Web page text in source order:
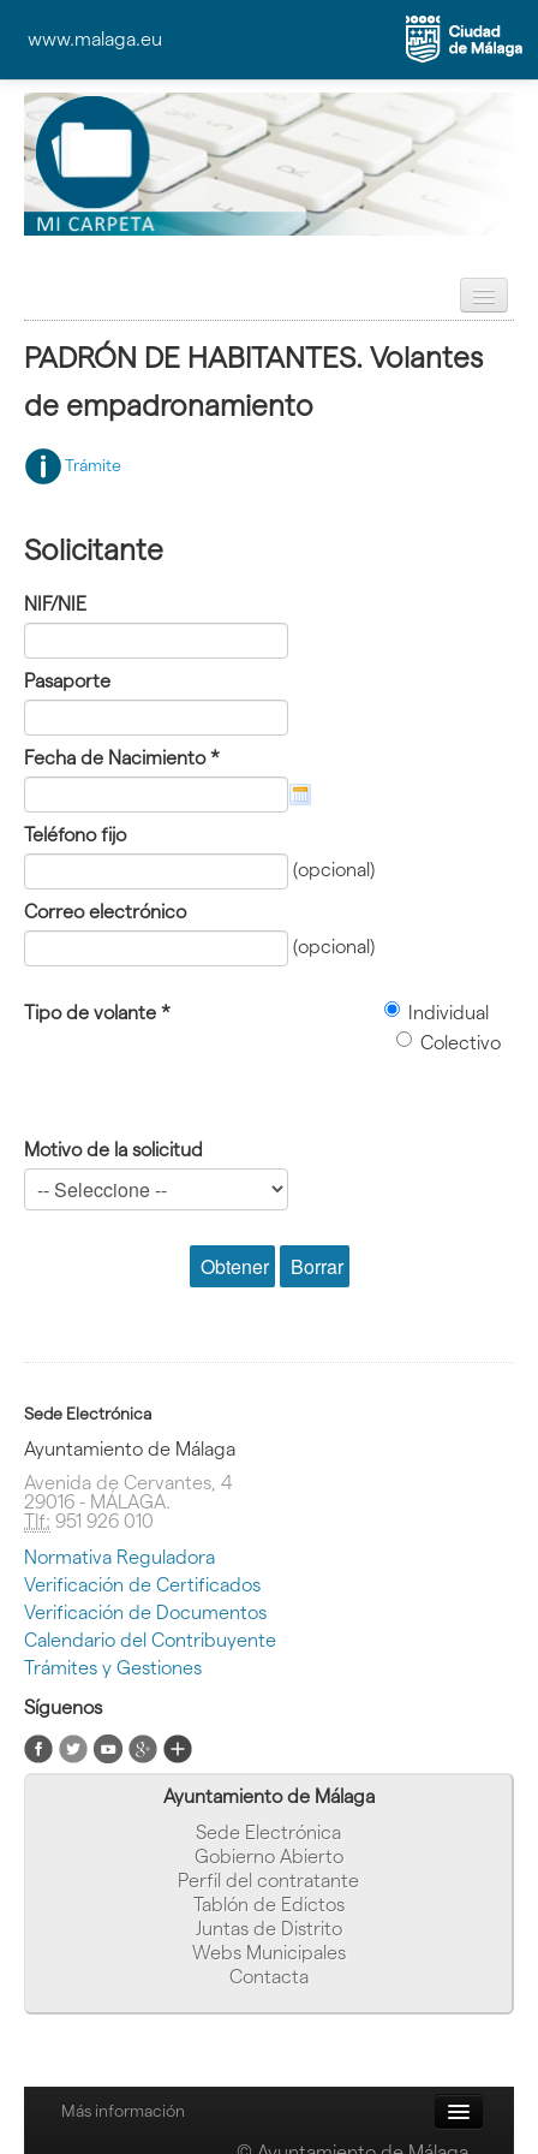
www.malaga.eu
Ayuda
PADRÓN DE HABITANTES. Volantes
de empadronamiento
Trámite
Solicitante
NIF/NIE
Pasaporte
Fecha de Nacimiento*
Teléfono fijo
(opcional)
Correo electrónico
(opcional)
Tipo de volante *
Individual
Colectivo
Motivo de la solicitud
Sede Electrónica
Ayuntamiento de Málaga
Avenida de Cervantes, 4
29016 - MÁLAGA.
Tlf: 951 926 010
Normativa Reguladora
Verificación de Certificados
Verificación de Documentos
Calendario del Contribuyente
Trámites y Gestiones
Síguenos
Ayuntamiento de Málaga
Sede Electrónica
Gobierno Abierto
Perfil del contratante
Tablón de Edictos
Juntas de Distrito
Webs Municipales
Contacta
Más información